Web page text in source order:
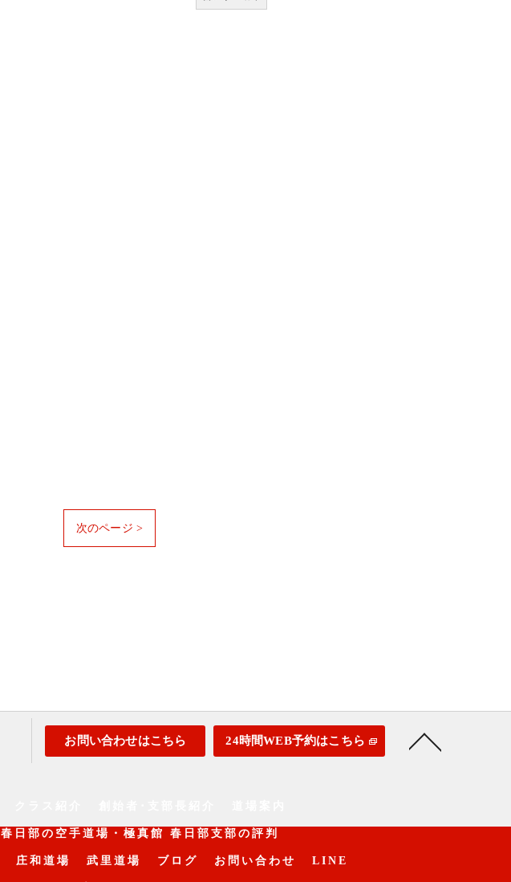
次のページ >
お問い合わせはこちら 24時間WEB予約はこちら
春日部の空手道場・極真館 春日部支部の評判
庄和道場 武里道場 ブログ お問い合わせ LINE